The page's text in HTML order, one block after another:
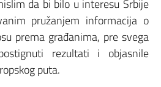
da bi bilo u interesu Srbije
pružanjem informacija o
prema građanima, pre svega
rezultati i objasnile
puta.